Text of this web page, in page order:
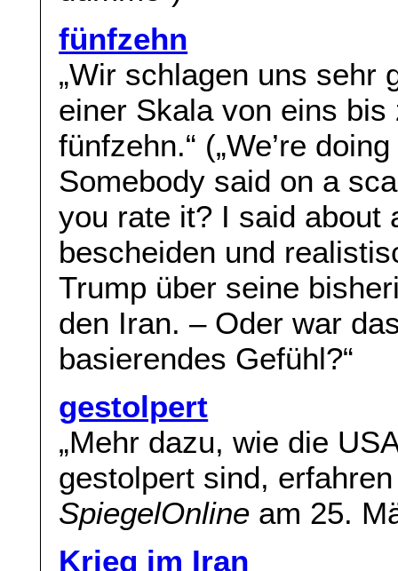
fünfzehn
„Wir schlagen uns
einer Skala von eins
fünfzehn.“ („We’re
Somebody said on a
you rate it? I said about
bescheiden und
Trump über seine
den Iran. – Oder war
basierendes Gefühl?“
gestolpert
„Mehr dazu, wie die
gestolpert sind,
SpiegelOnline am 25.
Krieg im Iran